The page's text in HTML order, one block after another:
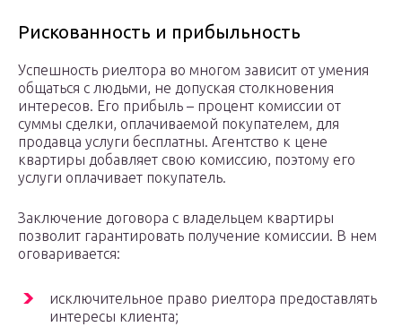
Рискованность и прибыльность
Успешность риелтора во многом зависит от умения
общаться с людьми, не допуская столкновения
интересов. Его прибыль – процент комиссии от
суммы сделки, оплачиваемой покупателем, для
продавца услуги бесплатны. Агентство к цене
квартиры добавляет свою комиссию, поэтому его
услуги оплачивает покупатель.
Заключение договора с владельцем квартиры
позволит гарантировать получение комиссии. В нем
оговаривается:
исключительное право риелтора предоставлять
интересы клиента;